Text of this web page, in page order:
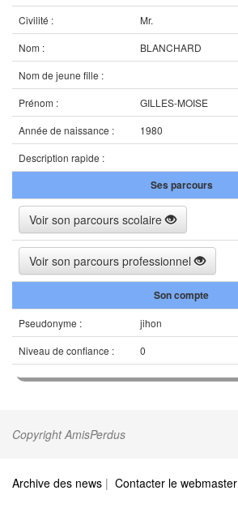
Civilité :
Mr.
Nom :
BLANCHARD
Nom de jeune fille :
Prénom :
GILLES-MOISE
Année de naissance :
1980
Description rapide :
Ses parcours
Voir son parcours scolaire
Voir son parcours professionnel
Son compte
Pseudonyme :
jihon
Niveau de confiance :
0
Copyright AmisPerdus
Archive des news | Contacter le webmaster